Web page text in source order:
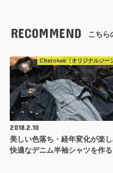
RECOMMEND こちら
Cherokee（オリジナルジー
2018.2.10
美しい色落ち・経年変化が楽
快適なデニム半袖シャツを作る